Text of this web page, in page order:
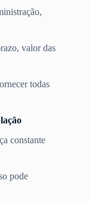
valor das
todas
constante
pode